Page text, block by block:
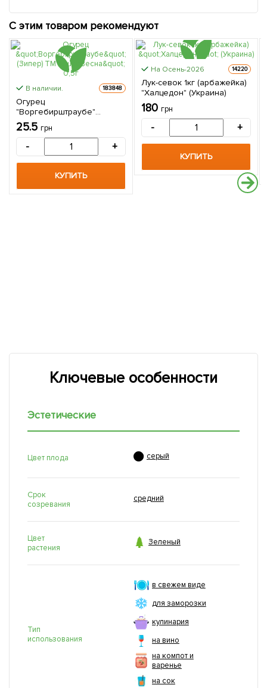
С этим товаром рекомендуют
В наличии. 183848
Огурец
"Воргебирштраубе"
(Зипер) ТМ "Весна" 0,5г
25.5 грн
- +
КУПИТЬ
На Осень-2026 14220
Лук-севок 1кг (арбажейка)
"Халцедон" (Украина)
180 грн
- +
КУПИТЬ
Ключевые особенности
Эстетические
Цвет плода  серый
Срок
созревания
средний
Цвет
растения
 Зеленый
Тип
использования
в свежем виде
для заморозки
кулинария
на вино
на компот и
варенье
на сок